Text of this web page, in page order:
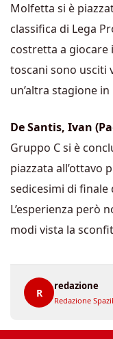
Molfetta si è
classifica di Lega
costretta a giocare
toscani sono usciti
un’altra stagione in
De Santis, Ivan
Gruppo C si è
piazzata all’ottavo
sedicesimi di finale
L’esperienza però
modi vista la
R
redazione
Redazione